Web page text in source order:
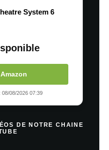
System 6
08/08/2026 07:39
DE NOTRE CHAINE